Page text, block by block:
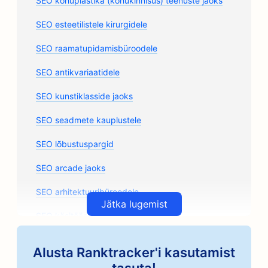
SEO esteetilistele kirurgidele
SEO raamatupidamisbüroodele
SEO antikvariaatidele
SEO kunstiklasside jaoks
SEO seadmete kauplustele
SEO lõbustuspargid
SEO arcade jaoks
SEO arhitektuuribüroodele
SEO käsitöönduslikele kohviröstritele
SEO autoremonditöökodadele
Jätka lugemist
Alusta Ranktracker'i kasutamist